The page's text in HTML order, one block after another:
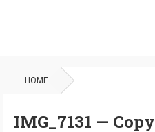
HOME
IMG_7131 — Copy